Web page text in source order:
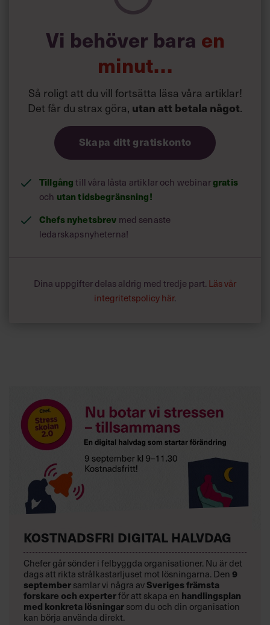
Verksamhetsutveckling
Fredrik Kullberg
Publicerad 2026-01-15
Vi behöver bara en
minut…
Så roligt att du vill fortsätta läsa våra artiklar!
Det får du strax göra, utan att betala något.
Skapa ditt gratiskonto
Tillgång till våra låsta artiklar och webinargratis
och utan tidsbegränsning!
Chefs nyhetsbrev med senaste
ledarskapsnyheterna!
Dina uppgifter delas aldrig med tredje part. Läs vår
integritetspolicy här.
KOSTNADSFRI DIGITAL HALVDAG
Chefer går sönder i felbyggda organisationer. Nu är det
dags att rikta strålkastarljuset mot lösningarna. Den 9
september samlar vi några av Sveriges främsta
forskare och experterför att skapa en handlingsplan
med konkreta lösningar som du och din organisation
kan börja använda direkt.